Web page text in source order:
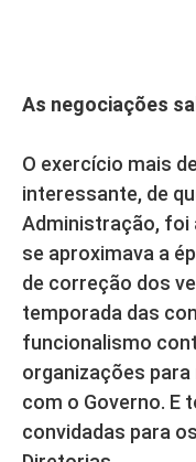
As negociações
O exercício mais
interessante, de
Administração, foi
se aproximava a
de correção dos
temporada das
funcionalismo
organizações
com o Governo. E
convidadas para